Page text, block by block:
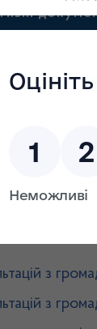
імпорт
АФІ)
з
з